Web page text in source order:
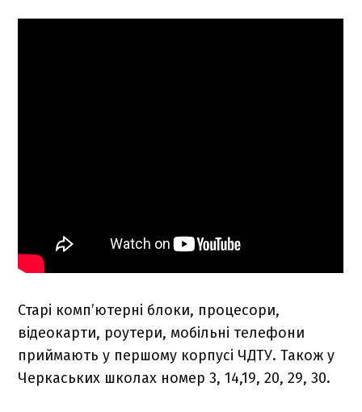
Старі комп’ютерні блоки, процесори,
відеокарти, роутери, мобільні телефони
приймають у першому корпусі ЧДТУ. Також у
Черкаських школах номер 3, 14,19, 20, 29, 30.